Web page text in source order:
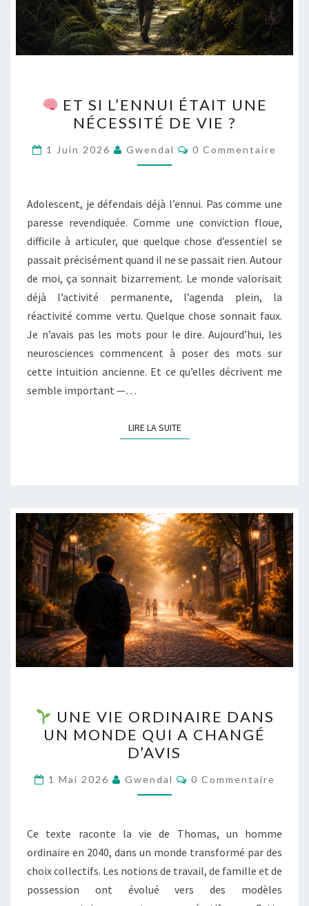
ET
SI
L’ENNUI
ÉTAIT
NÉCESSITÉ
DE
VIE
?
ET SI L’ENNUI ÉTAIT UNE
NÉCESSITÉ DE VIE ?
1 Juin 2026 Gwendal Commentaires
0 Commentaire
Adolescent, je défendais déjà l’ennui. Pas comme une
paresse revendiquée. Comme une conviction floue,
difficile à articuler, que quelque chose d’essentiel se
passait précisément quand il ne se passait rien. Autour
de moi, ça sonnait bizarrement. Le monde valorisait
déjà l’activité permanente, l’agenda plein, la
réactivité comme vertu. Quelque chose sonnait faux.
Je n’avais pas les mots pour le dire. Aujourd’hui, les
neurosciences commencent à poser des mots sur
cette intuition ancienne. Et ce qu’elles décrivent me
semble important —…
LIRE LA SUITELIRE LA SUITE
UNE
VIE
ORDINAIRE
DANS
UN
QUI
A
CHANGÉ
D’AVIS
UNE VIE ORDINAIRE DANS
UN MONDE QUI A CHANGÉ
D’AVIS
1 Mai 2026 Gwendal Commentaires
0 Commentaire
Ce texte raconte la vie de Thomas, un homme
ordinaire en 2040, dans un monde transformé par des
choix collectifs. Les notions de travail, de famille et de
possession ont évolué vers des modèles